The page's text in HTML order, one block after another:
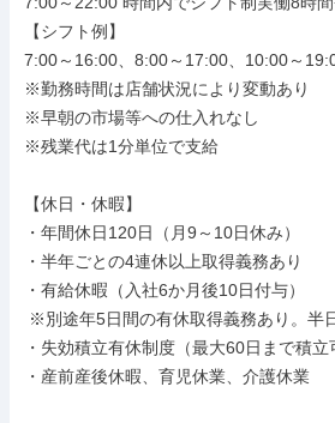
【シフト例】
7:00～16:00、8:00～17:00、10:00～
※勤務時間は店舗状況により変動あり
※早朝の市場等への仕入れなし
※残業代は1分単位で支給
【休日・休暇】
・年間休日120日（月9～10日休み）
・半年ごとの4連休以上取得義務あり
・有給休暇（入社6か月後10日付与）
・失効積立有休制度（最大60日まで積立
・産前産後休暇、育児休業、介護休業